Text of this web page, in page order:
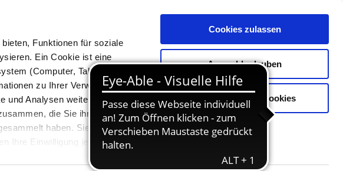
Funktionen für soziale
Ein Cookie ist eine
(Computer, Tablet oder
zu Ihrer Verwendung
Analysen weiter. Unsere
die Sie ihnen
haben. Sie können
Ihre Einwilligung jederzeit
Cookies zulassen
Auswahl erlauben
Nur notwendige Cookies